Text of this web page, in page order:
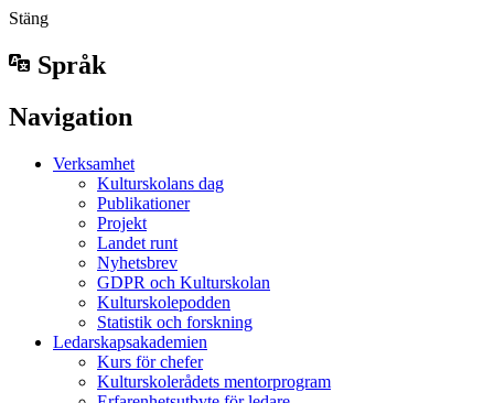
Stäng
Språk
Navigation
Verksamhet
Kulturskolans dag
Publikationer
Projekt
Landet runt
Nyhetsbrev
GDPR och Kulturskolan
Kulturskolepodden
Statistik och forskning
Ledarskapsakademien
Kurs för chefer
Kulturskolerådets mentorprogram